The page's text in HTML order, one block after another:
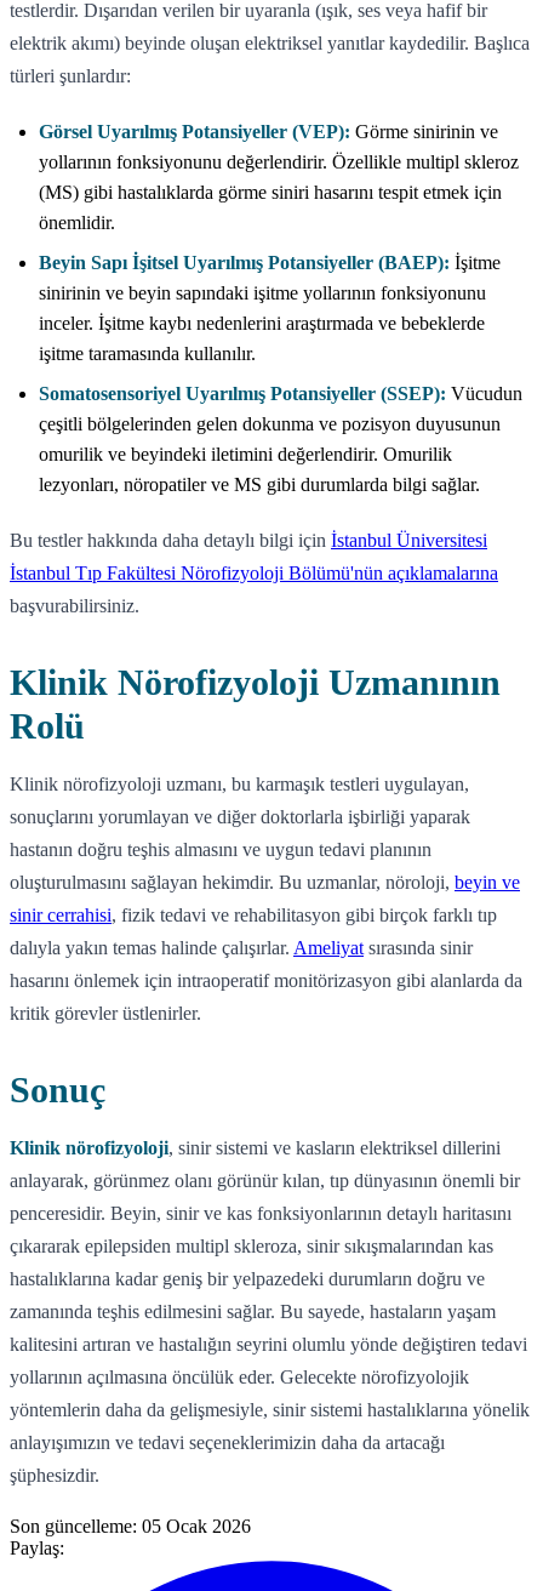
testlerdir. Dışarıdan verilen bir uyaranla (ışık, ses veya hafif bir
elektrik akımı) beyinde oluşan elektriksel yanıtlar kaydedilir. Başlıca
türleri şunlardır:
Görsel Uyarılmış Potansiyeller (VEP): Görme sinirinin ve
yollarının fonksiyonunu değerlendirir. Özellikle multipl skleroz
(MS) gibi hastalıklarda görme siniri hasarını tespit etmek için
önemlidir.
Beyin Sapı İşitsel Uyarılmış Potansiyeller (BAEP): İşitme
sinirinin ve beyin sapındaki işitme yollarının fonksiyonunu
inceler. İşitme kaybı nedenlerini araştırmada ve bebeklerde
işitme taramasında kullanılır.
Somatosensoriyel Uyarılmış Potansiyeller (SSEP): Vücudun
çeşitli bölgelerinden gelen dokunma ve pozisyon duyusunun
omurilik ve beyindeki iletimini değerlendirir. Omurilik
lezyonları, nöropatiler ve MS gibi durumlarda bilgi sağlar.
Bu testler hakkında daha detaylı bilgi için İstanbul Üniversitesi
İstanbul Tıp Fakültesi Nörofizyoloji Bölümü'nün açıklamalarına
başvurabilirsiniz.
Klinik Nörofizyoloji Uzmanının
Rolü
Klinik nörofizyoloji uzmanı, bu karmaşık testleri uygulayan,
sonuçlarını yorumlayan ve diğer doktorlarla işbirliği yaparak
hastanın doğru teşhis almasını ve uygun tedavi planının
oluşturulmasını sağlayan hekimdir. Bu uzmanlar, nöroloji, beyin ve
sinir cerrahisi, fizik tedavi ve rehabilitasyon gibi birçok farklı tıp
dalıyla yakın temas halinde çalışırlar. Ameliyat sırasında sinir
hasarını önlemek için intraoperatif monitörizasyon gibi alanlarda da
kritik görevler üstlenirler.
Sonuç
Klinik nörofizyoloji, sinir sistemi ve kasların elektriksel dillerini
anlayarak, görünmez olanı görünür kılan, tıp dünyasının önemli bir
penceresidir. Beyin, sinir ve kas fonksiyonlarının detaylı haritasını
çıkararak epilepsiden multipl skleroza, sinir sıkışmalarından kas
hastalıklarına kadar geniş bir yelpazedeki durumların doğru ve
zamanında teşhis edilmesini sağlar. Bu sayede, hastaların yaşam
kalitesini artıran ve hastalığın seyrini olumlu yönde değiştiren tedavi
yollarının açılmasına öncülük eder. Gelecekte nörofizyolojik
yöntemlerin daha da gelişmesiyle, sinir sistemi hastalıklarına yönelik
anlayışımızın ve tedavi seçeneklerimizin daha da artacağı
şüphesizdir.
Son güncelleme: 05 Ocak 2026
Paylaş: